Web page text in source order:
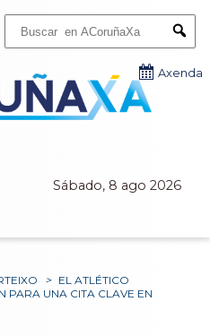
Sábado, 8 ago 2026
Axenda
> EL ATLÉTICO
PARA UNA CITA CLAVE EN